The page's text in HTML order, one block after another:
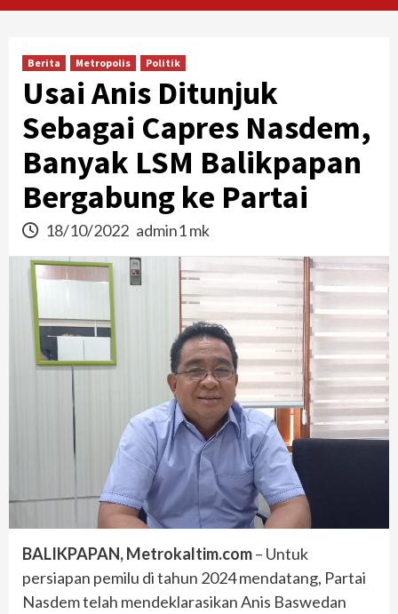
Berita Metropolis Politik
Usai Anis Ditunjuk
Sebagai Capres Nasdem,
Banyak LSM Balikpapan
Bergabung ke Partai
18/10/2022 admin1 mk
BALIKPAPAN, Metrokaltim.com– Untuk
persiapan pemilu di tahun 2024 mendatang, Partai
Nasdem telah mendeklarasikan Anis Baswedan